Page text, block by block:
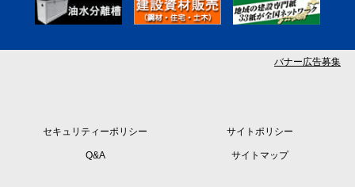
バナー広告募集
セキュリティーポリシー サイトポリシー
Q&A サイトマップ